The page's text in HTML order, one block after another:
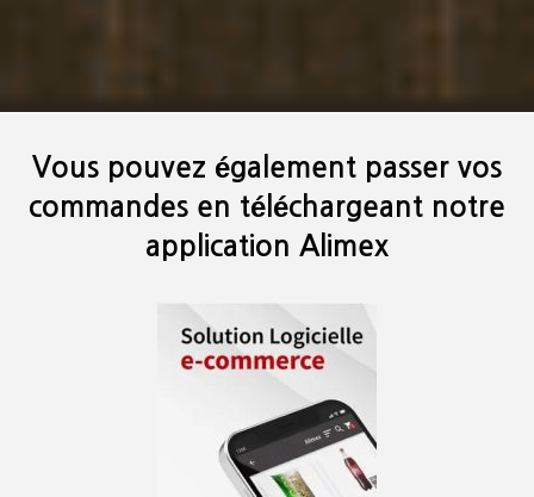
Vous pouvez également passer vos
commandes en téléchargeant notre
application Alimex